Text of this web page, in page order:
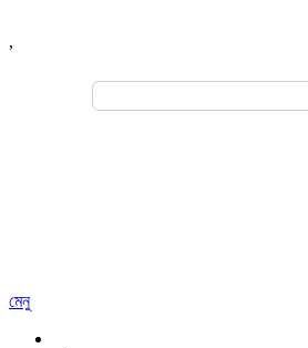
,
Search
মেনু